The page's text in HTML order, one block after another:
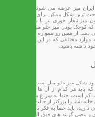
میز عرضه می شوند دارای ابعاد
ترین شکل ممکن برای خرید عسلی
ناهار خوری نیز با بهترین کیفیت
که کوچک بودن میز جلو مبل نیز مناسب
دهد. از همین رو همواره سعی کنید که
موارد مختلفی که در این قسمت گفته
داشته باشید.
شکل میز جلو مبل است. امروزه این
باید هر کدام از آن ها را به صورت
است، حتما به سراغ میزهایی بروید
شما را بزرگتر از حالت عادی نشان
باید حتما به فکر تامین امنیت او
بیضی گزینه های فوق العاده ای برای